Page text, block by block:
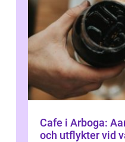
Cafe i Arboga:
och utflykter vid